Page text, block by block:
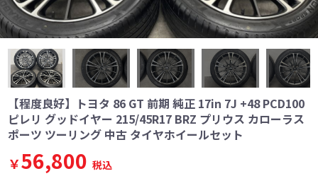
【程度良好】トヨタ 86 GT 前期 純正 17in 7J +48 PCD100
ピレリ グッドイヤー 215/45R17 BRZ プリウス カローラス
ポーツ ツーリング 中古 タイヤホイールセット
￥56,800 税込